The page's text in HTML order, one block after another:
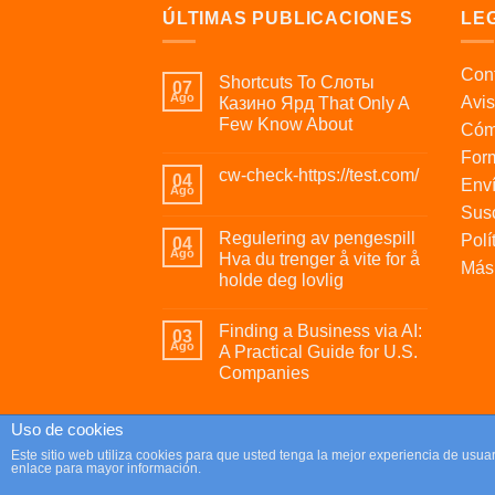
ÚLTIMAS PUBLICACIONES
07
Ago
Shortcuts To Слоты
Казино Ярд That Only A
Few Know About
04
Ago
cw-check-https://test.com/
04
Ago
Regulering av pengespill
Hva du trenger å vite for å
holde deg lovlig
03
Ago
Finding a Business via AI:
A Practical Guide for U.S.
Companies
Copyright 2026 ©Parafrikis.com
Tienda de regalos originales y muy frikis.
Uso de cookies
Este sitio web utiliza cookies para que usted tenga la mejor experiencia de
enlace para mayor información.